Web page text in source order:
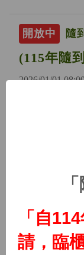
開放中 隨
(115年隨
2026/01/01
隨
(115年隨
(115年隨
2026/01/01
「自
請，臨